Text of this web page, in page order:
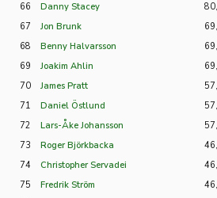
66
Danny Stacey
67
Jon Brunk
68
Benny Halvarsson
69
Joakim Ahlin
70
James Pratt
71
Daniel Östlund
72
Lars-Åke Johansson
73
Roger Björkbacka
74
Christopher Servadei
75
Fredrik Ström